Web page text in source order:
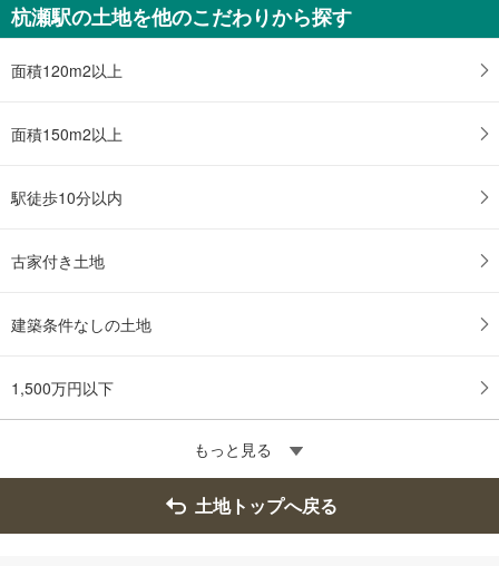
杭瀬駅の土地を他のこだわりから探す
面積120m2以上
面積150m2以上
駅徒歩10分以内
古家付き土地
建築条件なしの土地
1,500万円以下
もっと見る
土地トップへ戻る